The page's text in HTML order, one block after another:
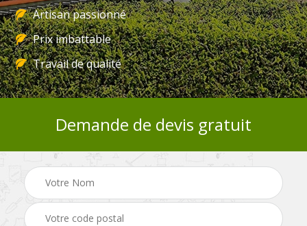
Artisan passionné
Prix imbattable
Travail de qualité
Demande de devis gratuit